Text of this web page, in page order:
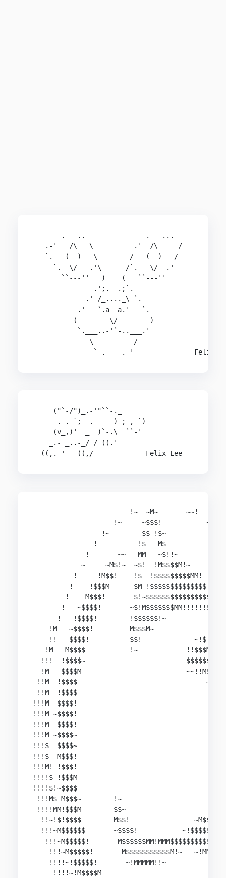
      _.---.._             _.---...__
   .-'   /\   \          .'  /\     /
   `.   (  )   \        /   (  )   /
     `.  \/   .'\      /`.   \/  .'
       ``---''   )    (   ``---''
               .';.--.;`.
             .' /_...._\ `.
           .'   `.a  a.'   `.
          (        \/        )
           `.___..-'`-..___.'
              \          /
     ("`-/")_.-'"``-._
      . . `; -._    )-;-,_`)
     (v_,)'  _  )`-.\  ``-'
    _.- _..-_/ / ((.'
                        !~  ~M~       ~~!
                    !~     ~$$$!           ~!
                 !~        $$ !$~             ~!
!          !$   M$
!       ~~   MM   ~$!!~
~     ~M$!~  ~$!  !M$$$$M!~
!     !M$$!    !$  !$$$$$$$$$MM!
!    !$$$M      $M !$$$$$$$$$$$$$$!
!    M$$$!       $!~$$$$$$$$$$$$$$$$$!
!   ~$$$$!       ~$!M$$$$$$$MM!!!!!!$$$!
!   !$$$$!        !$$$$$$!~
    !M   ~$$$$!         M$$$M~               ~$M
!!   $$$$!          $$!             ~!$!
!M   M$$$$           !~            !!$$$M
!!!  !$$$$~                         $$$$$$!!
!M   $$$$M
!!M  !$$$$
!!M  !$$$$
!!!M  $$$$!
!!!M ~$$$$!
!!!M  $$$$!
!!!M ~$$$$~
!!!$  $$$$~
!!!$  M$$$!
!!!M! !$$$!
!!!!$ !$$$M
!!!!$!~$$$$
!!!M$ M$$$~        !~
!!!!MM!$$$M        $$~
!!~!$!$$$$        M$$!
!!!~M$$$$$$       ~$$$$!
!!!~M$$$$$!
!!!~M$$$$$!       M$$$$$$$$$$$M!~
!!!!~!$$$$$!       ~!MMMMM!!~
!!!!~!M$$$$M